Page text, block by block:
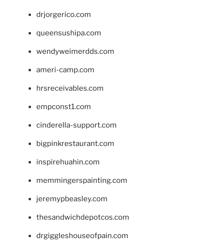
drjorgerico.com
queensushipa.com
wendyweimerdds.com
ameri-camp.com
hrsreceivables.com
empconst1.com
cinderella-support.com
bigpinkrestaurant.com
inspirehuahin.com
memmingerspainting.com
jeremypbeasley.com
thesandwichdepotcos.com
drgiggleshouseofpain.com